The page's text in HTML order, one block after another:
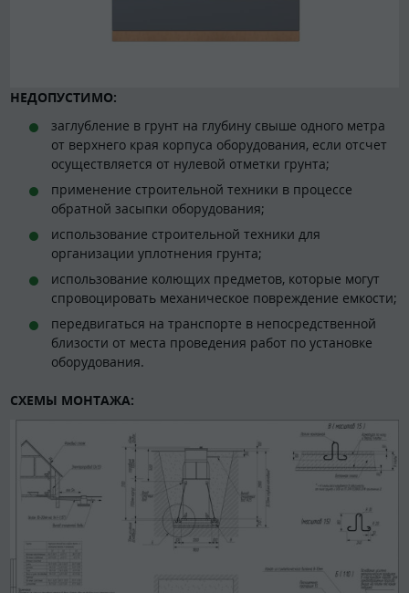
НЕДОПУСТИМО:
заглубление в грунт на глубину свыше одного метра
от верхнего края корпуса оборудования, если отсчет
осуществляется от нулевой отметки грунта;
применение строительной техники в процессе
обратной засыпки оборудования;
использование строительной техники для
организации уплотнения грунта;
использование колющих предметов, которые могут
спровоцировать механическое повреждение емкости;
передвигаться на транспорте в непосредственной
близости от места проведения работ по установке
оборудования.
СХЕМЫ МОНТАЖА: